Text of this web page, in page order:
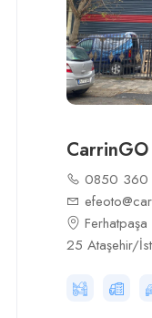
0850
25 Ataşehir/